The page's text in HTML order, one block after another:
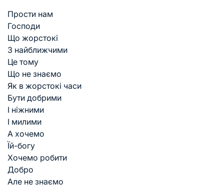
Прости нам
Господи
Що жорстокі
З найближчими
Це тому
Що не знаємо
Як в жорстокі часи
Бути добрими
І ніжними
І милими
А хочемо
Їй-богу
Хочемо робити
Добро
Але не знаємо